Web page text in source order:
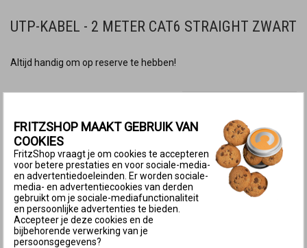
UTP-KABEL - 2 METER CAT6 STRAIGHT ZWART
Altijd handig om op reserve te hebben!
✓ Gratis verzending
vanaf € 30,00
✓Voor 17.00 besteld,
morgen in huis
✓Technische helpdesk
voor al je vragen
✓14 dagen
Referentie: CAT6UTP2MBlack
Beschikbaarheid: op voorraad
Aantal :
FRITZSHOP MAAKT GEBRUIK VAN
COOKIES
FritzShop vraagt je om cookies te accepteren
voor betere prestaties en voor sociale-media-
en advertentiedoeleinden. Er worden sociale-
media- en advertentiecookies van derden
gebruikt om je sociale-mediafunctionaliteit
en persoonlijke advertenties te bieden.
Accepteer je deze cookies en de
bijbehorende verwerking van je
persoonsgegevens?